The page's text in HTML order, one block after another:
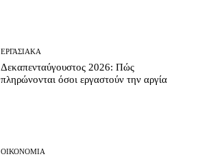
ΕΡΓΑΣΙΑΚΆ
Δεκαπενταύγουστος 2026: Πώς
πληρώνονται όσοι εργαστούν την αργία
ΟΙΚΟΝΟΜΊΑ